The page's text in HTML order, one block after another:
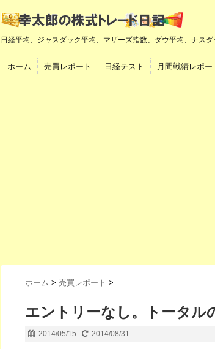
日経平均、ジャスダック平均、マザーズ指数、ダウ平均、ナス
ホーム 売買レポート 日経テスト 月間戦績レポー
ホーム > 売買レポート >
エントリーなし。トータル
2014/05/15 2014/08/31